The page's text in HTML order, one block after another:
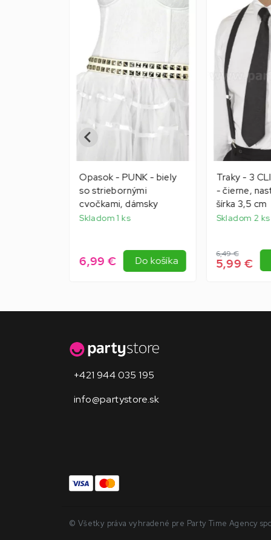
Opasok - PUNK - biely
so striebornými
cvočkami, dámsky
Skladom 1 ks
6,99 € Do košíka
Traky - 3
- čierne,
šírka 3,5 cm
Skladom 2 ks
6,49 €
5,99 €
+421 944 035 195
info@partystore.sk
© Všetky práva vyhradené pre Party Time Agency